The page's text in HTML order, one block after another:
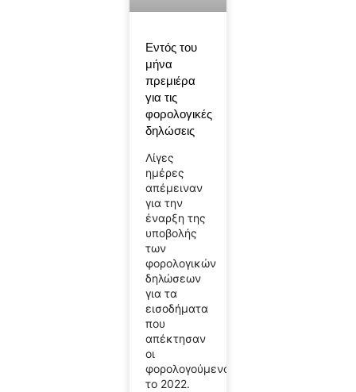
Εντός του
μήνα
πρεμιέρα
για τις
φορολογικές
δηλώσεις
Λίγες
ημέρες
απέμειναν
για την
έναρξη της
υποβολής
των
φορολογικών
δηλώσεων
για τα
εισοδήματα
που
απέκτησαν
οι
φορολογούμενοι
το 2022.